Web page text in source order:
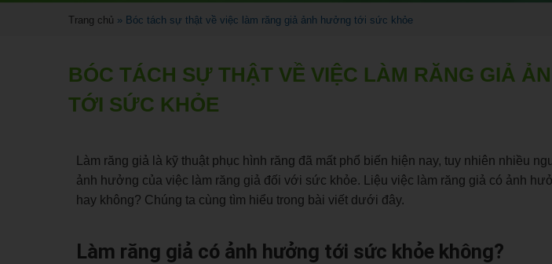
Trang chủ » Bóc tách sự thật về việc làm răng giả ảnh hưởng tới sức khỏe
BÓC TÁCH SỰ THẬT VỀ VIỆC LÀM RĂNG GIẢ
TỚI SỨC KHỎE
Làm răng giả là kỹ thuật phục hình răng đã mất phổ biến hiện nay, tuy nhiên nhiều
ảnh hưởng của việc làm răng giả đối với sức khỏe. Liệu việc làm răng giả có ảnh
hay không? Chúng ta cùng tìm hiểu trong bài viết dưới đây.
Làm răng giả có ảnh hưởng tới sức khỏe không?